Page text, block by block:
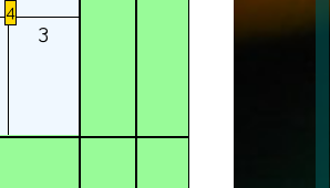
3
4